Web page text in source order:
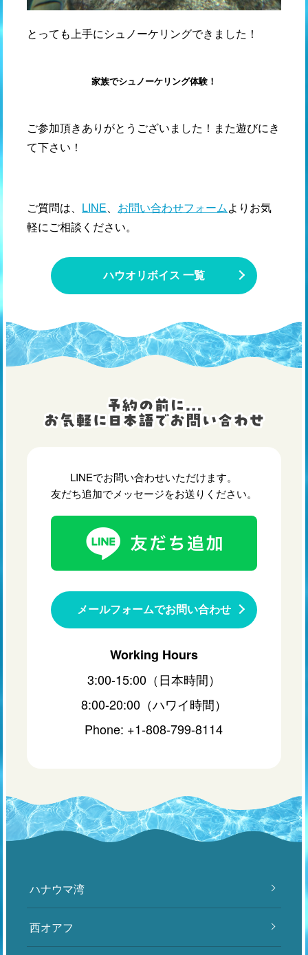
とっても上手にシュノーケリングできました！
家族でシュノーケリング体験！
ご参加頂きありがとうございました！また遊びにき
て下さい！
ご質問は、 LINE、 お問い合わせフォームよりお気
軽にご相談ください。
ハウオリボイス 一覧
LINEでお問い合わせいただけます。
友だち追加でメッセージをお送りください。
メールフォームでお問い合わせ
Working Hours
3:00-15:00（日本時間）
8:00-20:00（ハワイ時間）
Phone: +1-808-799-8114
ハナウマ湾
西オアフ